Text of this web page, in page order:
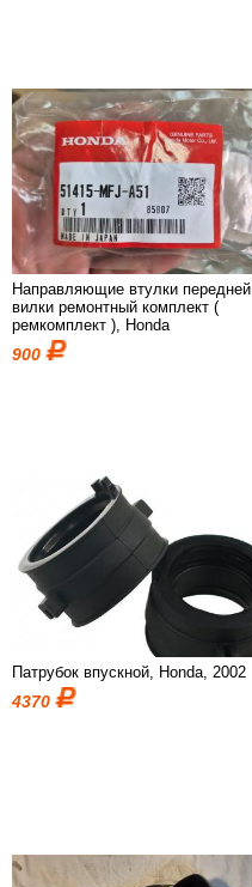
Направляющие втулки передней
вилки ремонтный комплект (
ремкомплект ), Honda
900
Патрубок впускной, Honda, 2002
4370